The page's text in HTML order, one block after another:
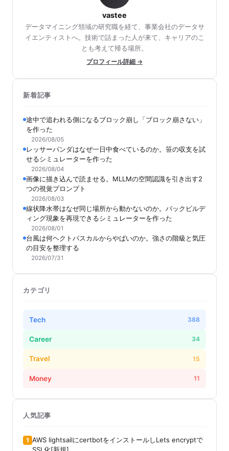
vastee
データマイニング領域の研究職を経て、事業会社のデータサ
イエンティストへ。技術で詰まった人が来て、キャリアのこ
とも考えて帰る場所。
プロフィール詳細 →
新着記事
途中で追われる側になるブロック崩し「ブロック崩さない」
を作った
2026/08/05
レッサーパンダはなぜ一日中食べているのか。笹の収支を試
せるシミュレーターを作った
2026/08/04
画像に描き込んで読ませる。MLLMの空間認識を引き出す2
つの視覚プロンプト
2026/08/03
線状降水帯はなぜ同じ場所から動かないのか。バックビルデ
ィング現象を再現できるシミュレーターを作った
2026/08/01
台風は何ヘクトパスカルからやばいのか。強さの階級と気圧
の目安を整理する
2026/07/31
カテゴリ
Tech 388
Career 34
Travel 15
Money 11
人気記事
1 AWS lightsailにcertbotをインストールしLets encryptで
SSL化[新規]